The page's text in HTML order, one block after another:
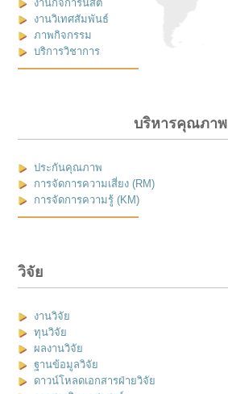
งานกิจการนิสิต
งานวิเทศสัมพันธ์
ภาพกิจกรรม
บริการวิชาการ
บริหารคุณภาพ
ประกันคุณภาพ
การจัดการความเสี่ยง (RM)
การจัดการความรู้ (KM)
วิจัย
งานวิจัย
ทุนวิจัย
ผลงานวิจัย
ฐานข้อมูลวิจัย
ดาวน์โหลดเอกสารฝ่ายวิจัย